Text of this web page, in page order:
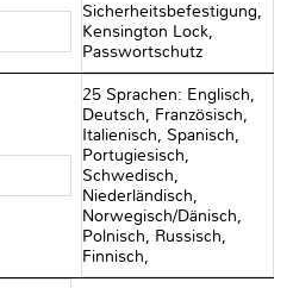
Sicherheitsbefestigung,
Kensington Lock,
Passwortschutz
25 Sprachen: Englisch,
Deutsch, Französisch,
Italienisch, Spanisch,
Portugiesisch,
Schwedisch,
Niederländisch,
Norwegisch/Dänisch,
Polnisch, Russisch,
Finnisch,